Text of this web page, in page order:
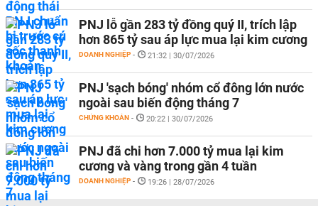
PNJ lỗ gần 283 tỷ đồng quý II, trích lập
hơn 865 tỷ sau áp lực mua lại kim cương
DOANH NGHIỆP - 21:32 | 30/07/2026
PNJ 'sạch bóng' nhóm cổ đông lớn nước
ngoài sau biến động tháng 7
CHỨNG KHOÁN - 20:22 | 30/07/2026
PNJ đã chi hơn 7.000 tỷ mua lại kim
cương và vàng trong gần 4 tuần
DOANH NGHIỆP - 19:26 | 28/07/2026